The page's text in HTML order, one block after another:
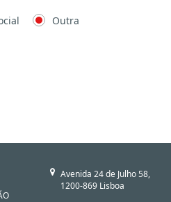
Outra
Avenida 24 de Julho 58,
1200-869 Lisboa